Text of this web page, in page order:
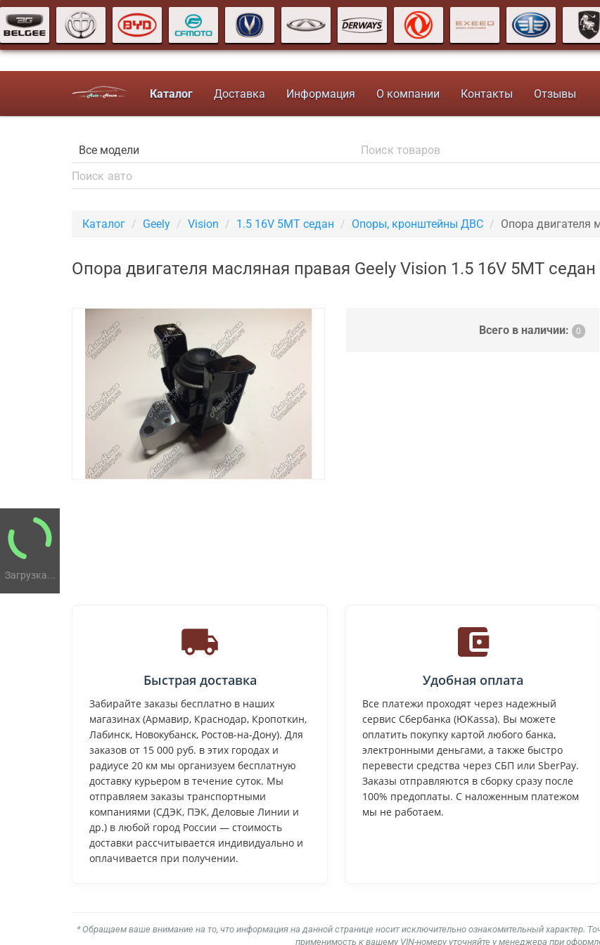
Загрузка...
Каталог Доставка Информация О компании Контакты Отзывы
Каталог Geely Vision 1.5 16V 5MT седан Опоры, кронштейны ДВС Опора двигателя
Опора двигателя масляная правая Geely Vision 1.5 16V 5MT седан
Всего в наличии: 0
Быстрая доставка
Забирайте заказы бесплатно в наших
магазинах (Армавир, Краснодар, Кропоткин,
Лабинск, Новокубанск, Ростов-на-Дону). Для
заказов от 15 000 руб. в этих городах и
радиусе 20 км мы организуем бесплатную
доставку курьером в течение суток. Мы
отправляем заказы транспортными
компаниями (СДЭК, ПЭК, Деловые Линии и
др.) в любой город России — стоимость
доставки рассчитывается индивидуально и
оплачивается при получении.
Удобная оплата
Все платежи проходят через надежный
сервис Сбербанка (ЮKassa). Вы можете
оплатить покупку картой любого банка,
электронными деньгами, а также быстро
перевести средства через СБП или SberPay.
Заказы отправляются в сборку сразу после
100% предоплаты. С наложенным платежом
мы не работаем.
* Обращаем ваше внимание на то, что информация на данной странице носит исключительно ознакомительный характер.
применимость к вашему VIN-номеру уточняйте у менеджера при